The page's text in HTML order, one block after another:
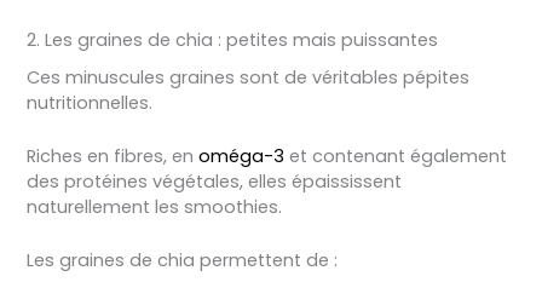
2. Les graines de chia : petites mais puissantes
Ces minuscules graines sont de véritables pépites
nutritionnelles.
Riches en fibres, enoméga-3 et contenant également
des protéines végétales, elles épaississent
naturellement les smoothies.
Les graines de chia permettent de :